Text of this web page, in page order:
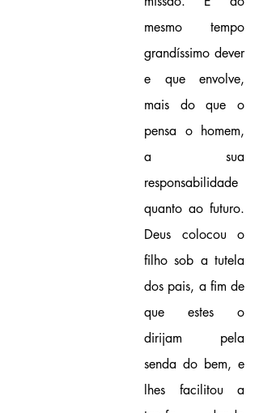
mesmo tempo
grandíssimo dever
e que envolve,
mais do que o
pensa o homem,
a sua
responsabilidade
quanto ao futuro.
Deus colocou o
filho sob a tutela
dos pais, a fim de
que estes o
dirijam pela
senda do bem, e
lhes facilitou a